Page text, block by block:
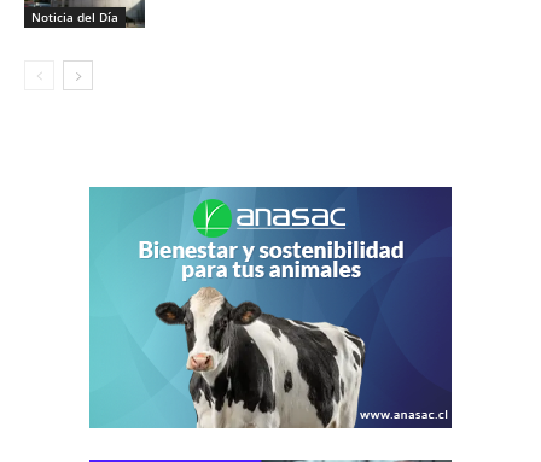
Noticia del Día